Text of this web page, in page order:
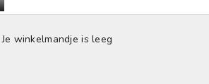
Je winkelmandje is leeg
Camera reistassen